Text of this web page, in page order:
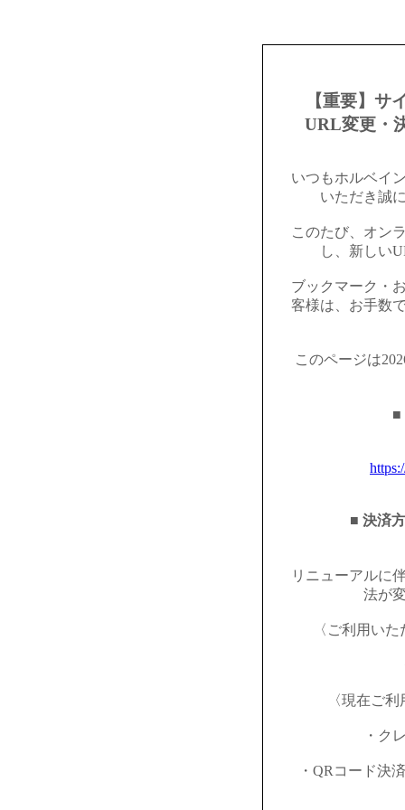
【重要】サ
URL変更・
いつもホルベイ
いただき誠
このたび、オン
し、新しい
ブックマーク・
客様は、お手数
このページは
■
■ 決済
リニューアルに
法が
〈ご利用い
〈現在ご
・ク
・QRコード決